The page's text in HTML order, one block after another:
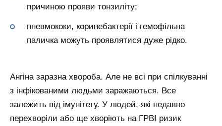
причиною прояви тонзиліту;
пневмококи, коринебактерії і гемофільна
паличка можуть проявлятися дуже рідко.
Ангіна заразна хвороба. Але не всі при спілкуванні
з інфікованими людьми заражаються. Все
залежить від імунітету. У людей, які недавно
перехворіли або ще хворіють на ГРВІ ризик